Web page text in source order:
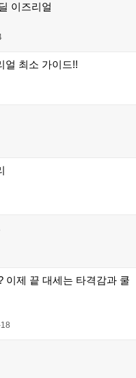
이즈리얼
얼 최소 가이드!!
이제 끝 대세는 타격감과 쿨